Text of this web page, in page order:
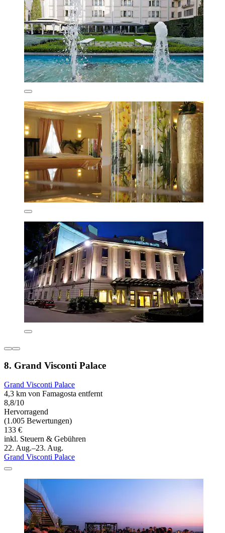
8. Grand Visconti Palace
Grand Visconti Palace
4,3 km von Famagosta entfernt
8,8/10
Hervorragend
(1.005 Bewertungen)
133 €
inkl. Steuern & Gebühren
22. Aug.–23. Aug.
Grand Visconti Palace